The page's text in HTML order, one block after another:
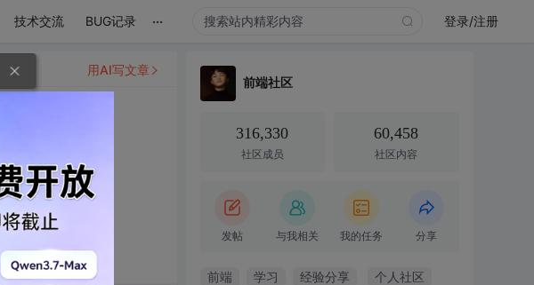
技术交流 BUG记录 ... 登录/注册
用AI写文章
前端社区
316,330
社区成员
60,458
社区内容
发帖 与我相关 我的任务 分享
前端 学习 经验分享 个人社区